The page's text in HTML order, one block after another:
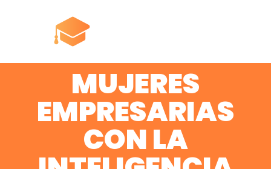
MUJERES
EMPRESARIAS
CON LA